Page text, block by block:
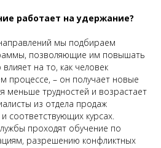
работает на удержание?
мы подбираем
позволяющие им повышать
на то, как человек
процессе, – он получает новые
меньше трудностей и возрастает
из отдела продаж
соответствующих курсах.
проходят обучение по
разрешению конфликтных